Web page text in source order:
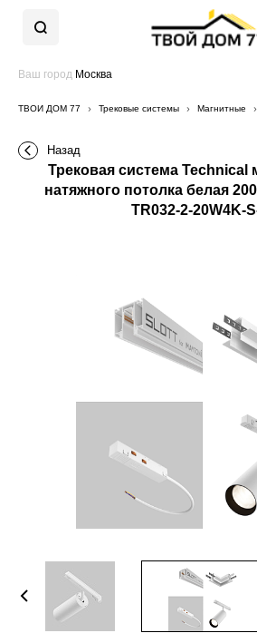
Ваш город Москва
ТВОЙ ДОМ 77 Трековые системы Магнитные
Назад
Трековая система Technical
натяжного потолка белая
TR032-2-20W4K-